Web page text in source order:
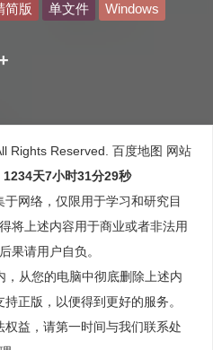
简版 单文件 Windows
+
Rights Reserved. 百度地图 网站
1234天7小时31分30秒
网络，仅限用于学习和研究目
将上述内容用于商业或者非法用
果请用户自负。
从您的电脑中彻底删除上述内
正版，以便得到更好的服务。
益，请第一时间与我们联系处